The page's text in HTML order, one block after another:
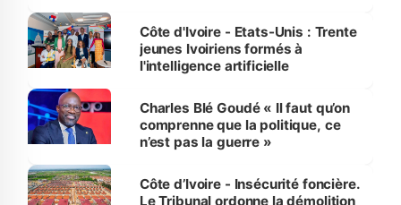
Côte d'Ivoire - Etats-Unis : Trente
jeunes Ivoiriens formés à
l'intelligence artificielle
Charles Blé Goudé « Il faut qu’on
comprenne que la politique, ce
n’est pas la guerre »
Côte d’Ivoire - Insécurité foncière.
Le Tribunal ordonne la démolition